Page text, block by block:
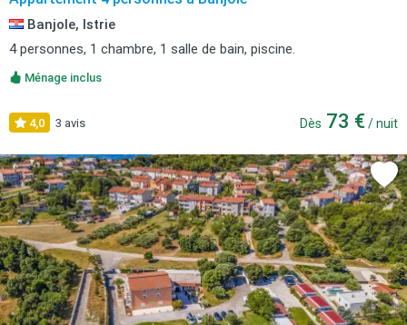
Banjole, Istrie
4 personnes, 1 chambre, 1 salle de bain, piscine.
Ménage inclus
4,0 3 avis Dès 73 € / nuit